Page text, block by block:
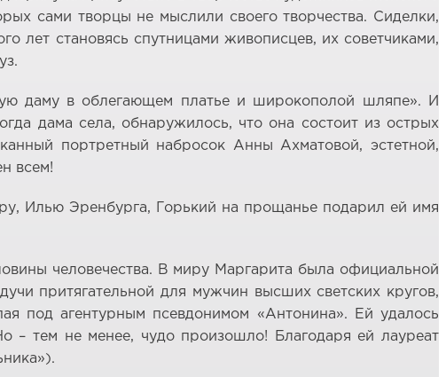
сами творцы не мыслили своего творчества. Сиделки,
лет становясь спутницами живописцев, их советчиками,
даму в облегающем платье и широкополой шляпе». И
дама села, обнаружилось, что она состоит из острых
портретный набросок Анны Ахматовой, эстетной,
всем!
Илью Эренбурга, Горький на прощанье подарил ей имя
человечества. В миру Маргарита была официальной
притягательной для мужчин высших светских кругов,
под агентурным псевдонимом «Антонина». Ей удалось
– тем не менее, чудо произошло! Благодаря ей лауреат